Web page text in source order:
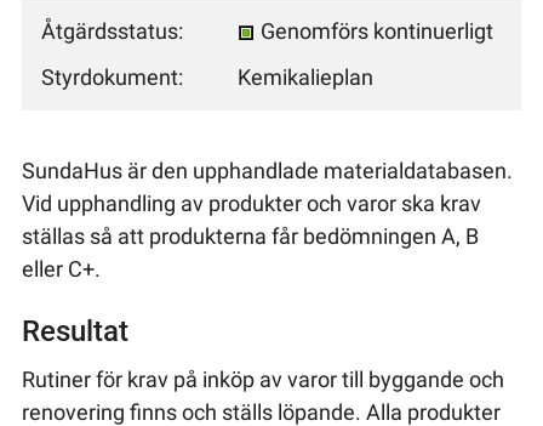
Åtgärdsstatus:
Genomförs kontinuerligt
Styrdokument:
Kemikalieplan
SundaHus är den upphandlade materialdatabasen.
Vid upphandling av produkter och varor ska krav
ställas så att produkterna får bedömningen A, B
eller C+.
Resultat
Rutiner för krav på inköp av varor till byggande och
renovering finns och ställs löpande. Alla produkter